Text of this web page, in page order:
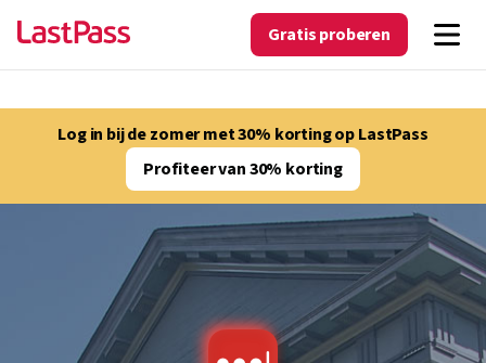
Gratis proberen
Log in bij de zomer met 30% korting op LastPass
Profiteer van 30% korting